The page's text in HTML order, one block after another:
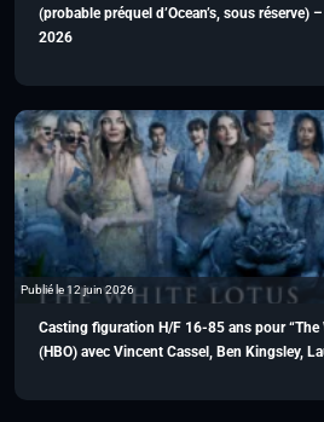
(probable préquel d’Ocean’s, sous
2026
Publié le 12 juin 2026
Casting figuration H/F 16-85 ans pour “The
(HBO) avec Vincent Cassel, Ben Kingsley,